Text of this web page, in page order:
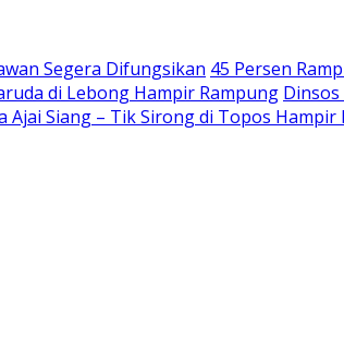
Segera Difungsikan 45 Persen
di Lebong Hampir Rampung
Ajai Siang – Tik Sirong di Topos Hampir